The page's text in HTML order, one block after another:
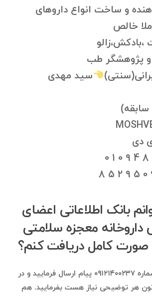
و ساخت انواع داروهای
خالص
پژوهشگر طب
سید مهدی
دی
بانک اطلاعاتی اعضای
داروخانه معجزه سلامتی
صورت کامل دریافت کنم؟
لطفا در تلگرام به شماره ۰۹۱۲۱۴۰۰۲۳۷ پیام ارسال فرمایید و در
هر توضیحی نیاز هست بفرمایید. هم